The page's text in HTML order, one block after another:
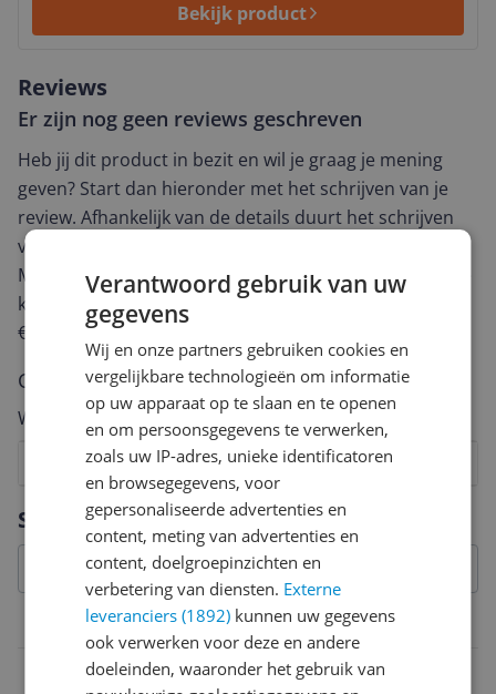
Bekijk product
Specificaties
Belangrijkste kenmerken
Reviews
Er zijn nog geen reviews geschreven
Heb jij dit product in bezit en wil je graag je mening
geven? Start dan hieronder met het schrijven van je
review. Afhankelijk van de details duurt het schrijven
van een review gemiddeld tussen de 3 en 10 minuten.
Met jouw mening help je andere bezoekers een betere
keuze te maken én maak je iedere maand kans op
€250,-!
Klik hier voor de actievoorwaarden.
Cijfer
Welk cijfer geef jij dit product?
8
7
6
5
4
3
2
Vraag 1 van 4
Verantwoord gebruik van uw
gegevens
Wij en onze partners gebruiken cookies en
vergelijkbare technologieën om informatie
op uw apparaat op te slaan en te openen
en om persoonsgegevens te verwerken,
zoals uw IP-adres, unieke identificatoren
en browsegegevens, voor
gepersonaliseerde advertenties en
content, meting van advertenties en
content, doelgroepinzichten en
verbetering van diensten. Externe
leveranciers (1892) kunnen uw gegevens
ook verwerken voor deze en andere
doeleinden, waaronder het gebruik van